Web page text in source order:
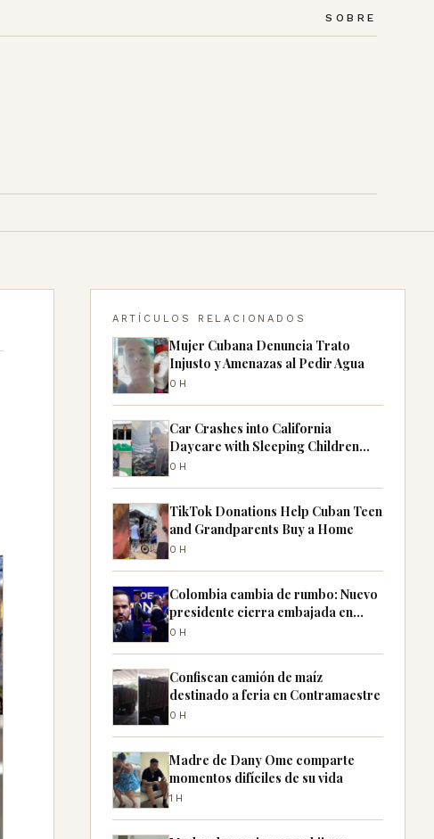
SOBRE
ARTÍCULOS RELACIONADOS
Mujer Cubana Denuncia Trato
Injusto y Amenazas al Pedir Agua
0H
Car Crashes into California
Daycare with Sleeping Children
Inside
0H
TikTok Donations Help Cuban Teen
and Grandparents Buy a Home
0H
Colombia cambia de rumbo: Nuevo
presidente cierra embajada en
Cuba
0H
Confiscan camión de maíz
destinado a feria en Contramaestre
0H
Madre de Dany Ome comparte
momentos difíciles de su vida
1H